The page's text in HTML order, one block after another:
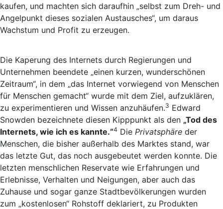
kaufen, und machten sich daraufhin „selbst zum Dreh- und
Angelpunkt dieses sozialen Austausches“, um daraus
Wachstum und Profit zu erzeugen.
Die Kaperung des Internets durch Regierungen und
Unternehmen beendete „einen kurzen, wunderschönen
Zeitraum“, in dem „das Internet vorwiegend von Menschen
für Menschen gemacht“ wurde mit dem Ziel, aufzuklären,
zu experimentieren und Wissen anzuhäufen.3 Edward
Snowden bezeichnete diesen Kipppunkt als den „Tod des
Internets, wie ich es kannte.“4 Die Privatsphäre der
Menschen, die bisher außerhalb des Marktes stand, war
das letzte Gut, das noch ausgebeutet werden konnte. Die
letzten menschlichen Reservate wie Erfahrungen und
Erlebnisse, Verhalten und Neigungen, aber auch das
Zuhause und sogar ganze Stadtbevölkerungen wurden
zum „kostenlosen“ Rohstoff deklariert, zu Produkten